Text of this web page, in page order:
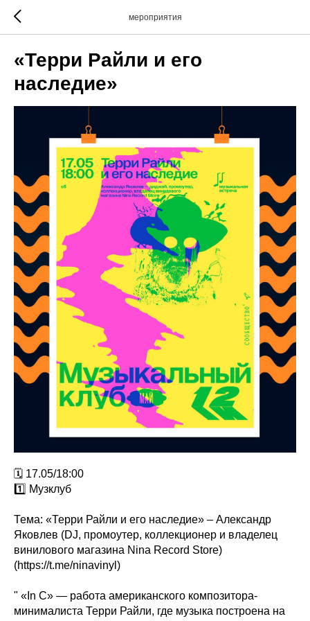
мероприятия
«Терри Райли и его
наследие»
🗓 17.05/18:00
1️⃣ Музклуб
Тема: «Терри Райли и его наследие» – Александр
Яковлев (DJ, промоутер, коллекционер и владелец
винилового магазина Nina Record Store)
(https://t.me/ninavinyl)
" «In C» — работа американского композитора-
минималиста Терри Райли, где музыка построена на